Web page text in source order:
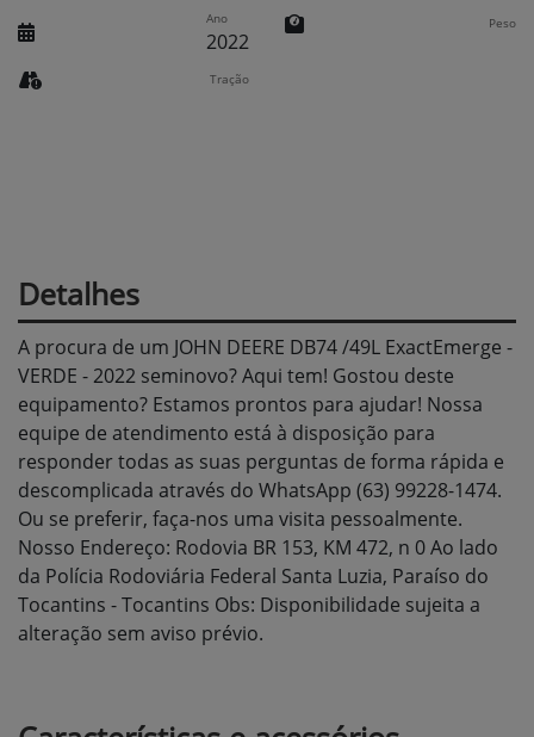
Ano
2022
Peso
Tração
Detalhes
A procura de um JOHN DEERE DB74 /49L ExactEmerge -
VERDE - 2022 seminovo? Aqui tem! Gostou deste
equipamento? Estamos prontos para ajudar! Nossa
equipe de atendimento está à disposição para
responder todas as suas perguntas de forma rápida e
descomplicada através do WhatsApp (63) 99228-1474.
Ou se preferir, faça-nos uma visita pessoalmente.
Nosso Endereço: Rodovia BR 153, KM 472, n 0 Ao lado
da Polícia Rodoviária Federal Santa Luzia, Paraíso do
Tocantins - Tocantins Obs: Disponibilidade sujeita a
alteração sem aviso prévio.